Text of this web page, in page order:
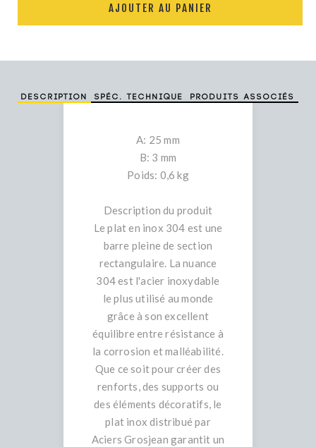
AJOUTER AU PANIER
Description Spéc. technique Produits associés
A: 25 mm
B: 3 mm
Poids: 0,6 kg
Description du produit
Le plat en inox 304 est une
barre pleine de section
rectangulaire. La nuance
304 est l'acier inoxydable
le plus utilisé au monde
grâce à son excellent
équilibre entre résistance à
la corrosion et malléabilité.
Que ce soit pour créer des
renforts, des supports ou
des éléments décoratifs, le
plat inox distribué par
Aciers Grosjean garantit un